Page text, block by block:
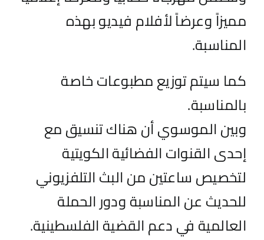
مميزاً وعرضاً لأفلام فيديو بهذه
المناسبة.
كما سيتم توزيع مطبوعات خاصة
بالمناسبة.
وبين الموسوي أن هناك تنسيق مع
إحدى القنوات الفضائية الكويتية
لتخصيص ساعتين من البث التلفزيوني
للحديث عن المناسبة ودور الحملة
العالمية في دعم القضية الفلسطينية.